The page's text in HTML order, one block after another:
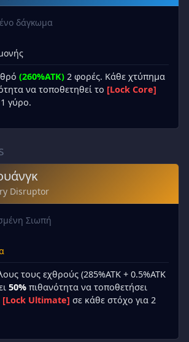
δάγκωμα
(260%ATK) 2 φορές. Κάθε χτύπημα
να τοποθετηθεί το [Lock Core]
γύρο.
Disruptor
Σιωπή
τους εχθρούς (285%ATK + 0.5%ATK
50% πιθανότητα να τοποθετήσει
[Lock Ultimate] σε κάθε στόχο για 2